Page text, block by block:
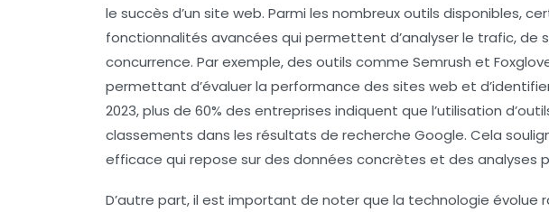
le succès d’un site web. Parmi les nombreux outils disponibles,
fonctionnalités avancées qui permettent d’analyser le trafic, de
concurrence. Par exemple, des outils comme Semrush et
permettant d’évaluer la performance des sites web et
2023, plus de 60% des entreprises indiquent que l’utilisation
classements dans les résultats de recherche Google. Cela
efficace qui repose sur des données concrètes et des analyses
D’autre part, il est important de noter que la technologie évolue